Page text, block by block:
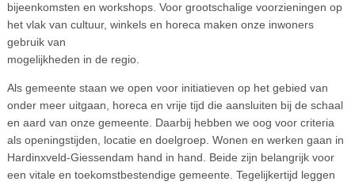
bijeenkomsten en workshops. Voor grootschalige voorzieningen op
het vlak van cultuur, winkels en horeca maken onze inwoners
gebruik van
mogelijkheden in de regio.
Als gemeente staan we open voor initiatieven op het gebied van
onder meer uitgaan, horeca en vrije tijd die aansluiten bij de schaal
en aard van onze gemeente. Daarbij hebben we oog voor criteria
als openingstijden, locatie en doelgroep. Wonen en werken gaan in
Hardinxveld-Giessendam hand in hand. Beide zijn belangrijk voor
een vitale en toekomstbestendige gemeente. Tegelijkertijd leggen